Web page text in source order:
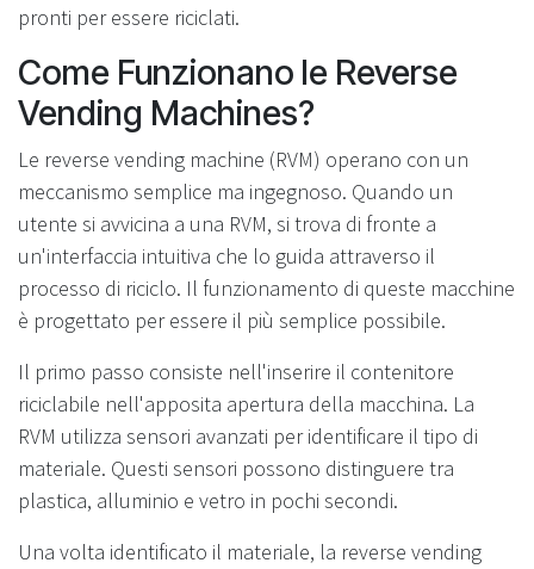
pronti per essere riciclati.
Come Funzionano le Reverse
Vending Machines?
Le reverse vending machine (RVM) operano con un
meccanismo semplice ma ingegnoso. Quando un
utente si avvicina a una RVM, si trova di fronte a
un'interfaccia intuitiva che lo guida attraverso il
processo di riciclo. Il funzionamento di queste macchine
è progettato per essere il più semplice possibile.
Il primo passo consiste nell'inserire il contenitore
riciclabile nell'apposita apertura della macchina. La
RVM utilizza sensori avanzati per identificare il tipo di
materiale. Questi sensori possono distinguere tra
plastica, alluminio e vetro in pochi secondi.
Una volta identificato il materiale, la reverse vending